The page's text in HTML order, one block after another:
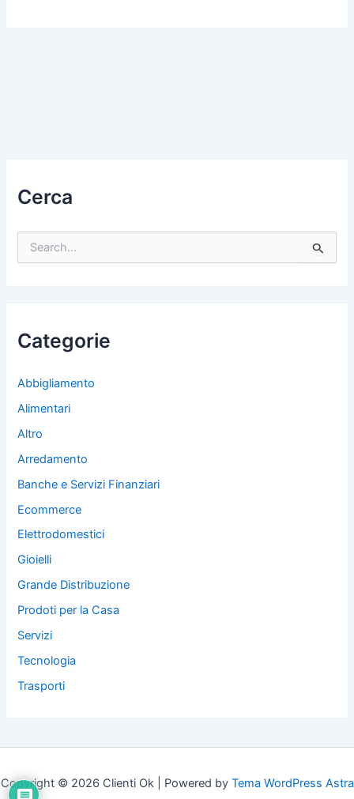
Cerca
Categorie
Abbigliamento
Alimentari
Altro
Arredamento
Banche e Servizi Finanziari
Ecommerce
Elettrodomestici
Gioielli
Grande Distribuzione
Prodoti per la Casa
Servizi
Tecnologia
Trasporti
Copyright © 2026 Clienti Ok | Powered by Tema WordPress Astra